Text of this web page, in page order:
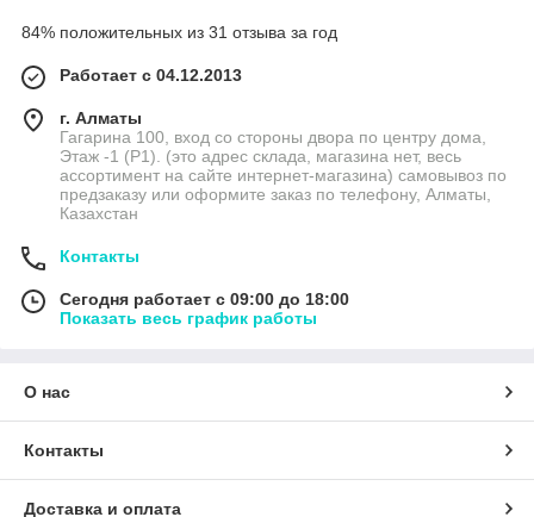
84% положительных из 31 отзыва за год
Работает с 04.12.2013
г. Алматы
Гагарина 100, вход со стороны двора по центру дома,
Этаж -1 (P1). (это адрес склада, магазина нет, весь
ассортимент на сайте интернет-магазина) самовывоз по
предзаказу или оформите заказ по телефону, Алматы,
Казахстан
Контакты
Сегодня работает с 09:00 до 18:00
Показать весь график работы
О нас
Контакты
Доставка и оплата